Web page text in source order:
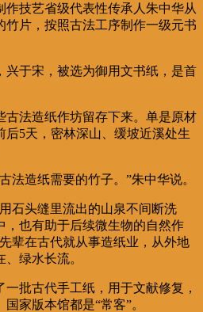
作技艺省级代表性传承人朱中华从
竹片，按照古法工序制作一级元书
兴于宋，被选为御用文书纸，是首
古法造纸作坊留存下来。单是原材
5天，密林深山、缓坡近溪处生
法造纸需要的竹子。”朱中华说。
石头缝里流出的山泉不间断洗
，也有助于后续微生物的自然作
辈在古代就从事造纸业，从外地
绿水长流。
批古代手工纸，用于文献修复，
家版本馆都是“常客”。